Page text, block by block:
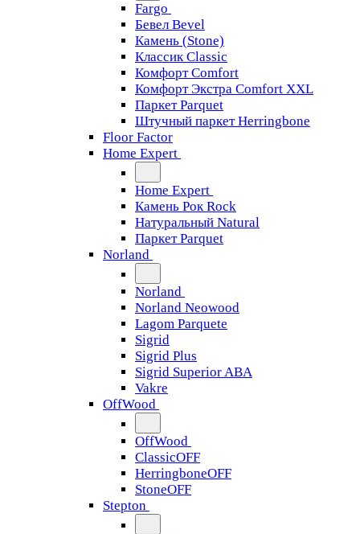
Fargo
Бевел Bevel
Камень (Stone)
Классик Classic
Комфорт Comfort
Комфорт Экстра Comfort XXL
Паркет Parquet
Штучный паркет Herringbone
Floor Factor
Home Expert
Home Expert
Камень Рок Rock
Натуральный Natural
Паркет Parquet
Norland
Norland
Norland Neowood
Lagom Parquete
Sigrid
Sigrid Plus
Sigrid Superior ABA
Vakre
OffWood
OffWood
ClassicOFF
HerringboneOFF
StoneOFF
Stepton